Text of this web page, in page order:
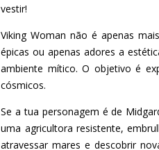
vestir!
Viking Woman não é apenas
épicas ou apenas adores a
ambiente mítico. O objetivo é
cósmicos.
Se a tua personagem é de
uma agricultora resistente,
atravessar mares e descobrir